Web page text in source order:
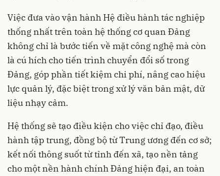
Việc đưa vào vận hành Hệ điều hành tác nghiệp
thống nhất trên toàn hệ thống cơ quan Đảng
không chỉ là bước tiến về mặt công nghệ mà còn
là cú hích cho tiến trình chuyển đổi số trong
Đảng, góp phần tiết kiệm chi phí, nâng cao hiệu
lực quản lý, đặc biệt trong xử lý văn bản mật, dữ
liệu nhạy cảm.
Hệ thống sẽ tạo điều kiện cho việc chỉ đạo, điều
hành tập trung, đồng bộ từ Trung ương đến cơ sở;
kết nối thông suốt từ tỉnh đến xã, tạo nền tảng
cho một nền hành chính Đảng hiện đại, an toàn